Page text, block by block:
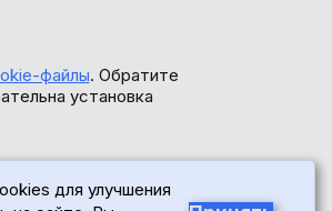
файлы. Обратите
установка
для улучшения